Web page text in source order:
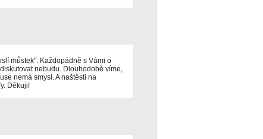
můstek". Každopádně s Vámi o
nebudu. Dlouhodobě víme,
nemá smysl. A naštěstí na
Děkuji!